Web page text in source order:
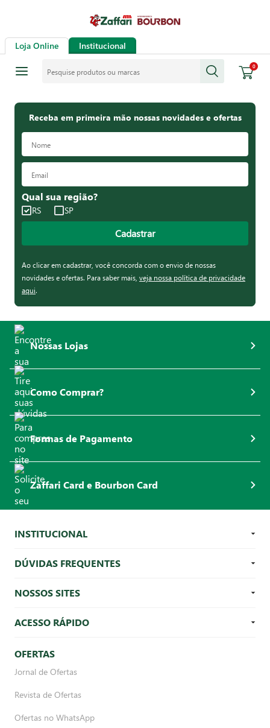
Loja Online Institucional
0
Receba em primeira mão nossas novidades e ofertas
Qual sua região?
RS SP
Cadastrar
Ao clicar em cadastrar, você concorda com o envio de nossas
novidades e ofertas. Para saber mais, veja nossa política de privacidade
aqui.
Nossas Lojas
Como Comprar?
Formas de Pagamento
Zaffari Card e Bourbon Card
INSTITUCIONAL
DÚVIDAS FREQUENTES
NOSSOS SITES
ACESSO RÁPIDO
OFERTAS
Jornal de Ofertas
Revista de Ofertas
Ofertas no WhatsApp